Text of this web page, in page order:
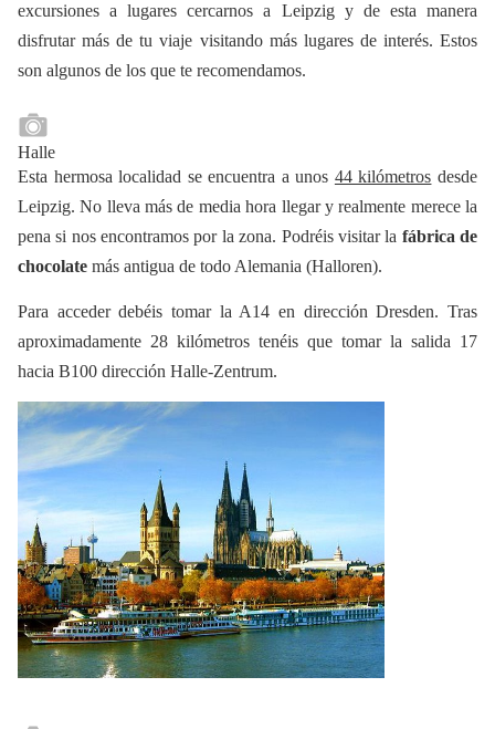
excursiones a lugares cercarnos a Leipzig y de esta manera
disfrutar más de tu viaje visitando más lugares de interés. Estos
son algunos de los que te recomendamos.
Halle
Esta hermosa localidad se encuentra a unos 44 kilómetros desde
Leipzig. No lleva más de media hora llegar y realmente merece la
pena si nos encontramos por la zona. Podréis visitar la fábrica de
chocolate más antigua de todo Alemania (Halloren).
Para acceder debéis tomar la A14 en dirección Dresden. Tras
aproximadamente 28 kilómetros tenéis que tomar la salida 17
hacia B100 dirección Halle-Zentrum.